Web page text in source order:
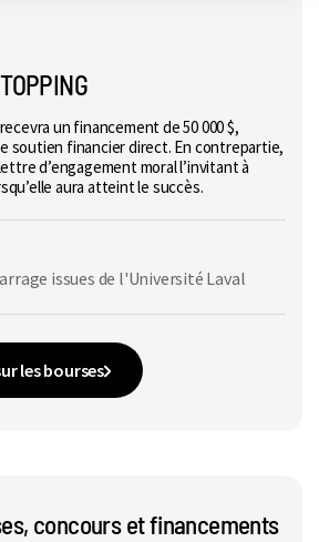
un financement de 50 000 $,
soutien financier direct. En contrepartie,
d’engagement moral l’invitant à
aura atteint le succès.
issues de l'Université Laval
les bourses
concours et financements